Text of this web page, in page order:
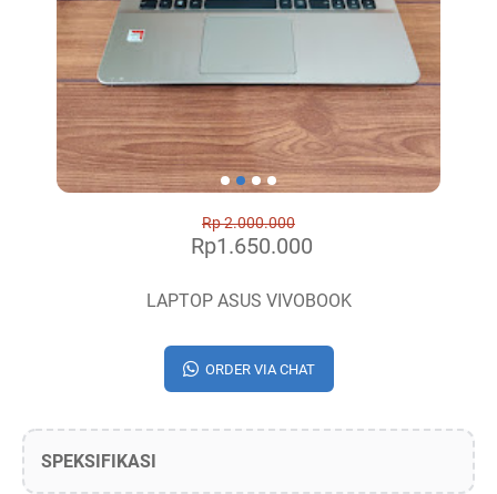
Rp 2.000.000
Rp1.650.000
LAPTOP ASUS VIVOBOOK
ORDER VIA CHAT
SPEKSIFIKASI